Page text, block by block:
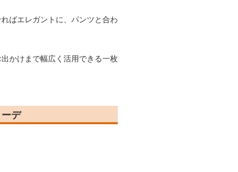
ばエレガントに、パンツと合わ
かけまで幅広く活用できる一枚
デ